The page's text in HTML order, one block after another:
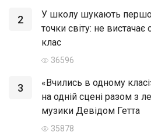
2
У школу шукають
точки світу: не
клас
36596
3
«Вчились в одному
на одній сцені разом з
музики Девідом Гетта
35878